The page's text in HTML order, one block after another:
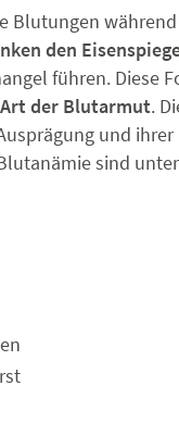
Blutungen
den
führen. Diese
der Blutarmut.
und
sind